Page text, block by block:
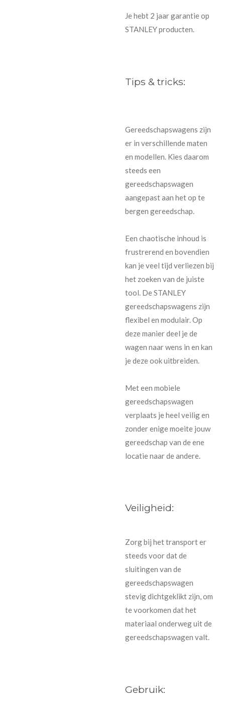
Je hebt 2 jaar garantie op
STANLEY producten.
Tips & tricks:
Gereedschapswagens zijn
er in verschillende maten
en modellen. Kies daarom
steeds een
gereedschapswagen
aangepast aan het op te
bergen gereedschap.
Een chaotische inhoud is
frustrerend en bovendien
kan je veel tijd verliezen bij
het zoeken van de juiste
tool. De STANLEY
gereedschapswagens zijn
flexibel en modulair. Op
deze manier deel je de
wagen naar wens in en kan
je deze ook uitbreiden.
Met een mobiele
gereedschapswagen
verplaats je heel veilig en
zonder enige moeite jouw
gereedschap van de ene
locatie naar de andere.
Veiligheid:
Zorg bij het transport er
steeds voor dat de
sluitingen van de
gereedschapswagen
stevig dichtgeklikt zijn, om
te voorkomen dat het
materiaal onderweg uit de
gereedschapswagen valt.
Gebruik: